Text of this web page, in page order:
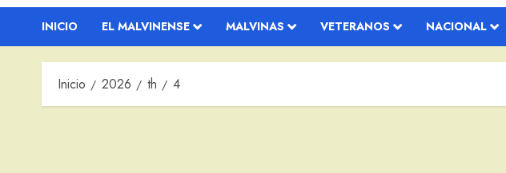
INICIO EL MALVINENSE MALVINAS VETERANOS NACIONAL
Inicio 2026 th 4